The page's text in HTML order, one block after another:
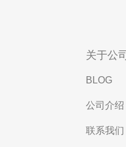
关于公司
BLOG
公司介绍
联系我们